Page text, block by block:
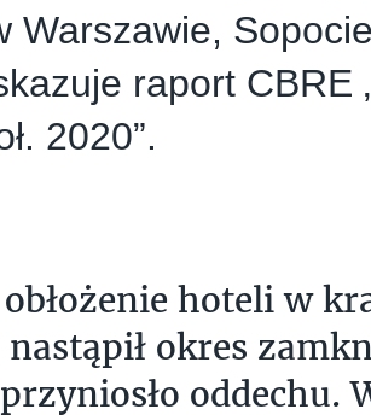
Warszawie,
raport CBRE
2020”.
hoteli w
okres
oddechu.